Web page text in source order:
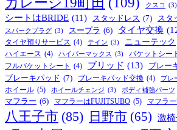
クスコ (3)
シートはBRIDE (11) スタッドレス (7) スタ
スパークプラグ (3) スープラ (6) タイヤ交換
タイヤ預りサービス (4) テイン (3) ニューテック
ハイエース (4) ハイパーマックス (3) バケットシー
フルバケットシート (4) ブリッド (13) ブレー
ブレーキパッド (7) ブレーキパッド交換 (4) ブレ
ホイール (5) ホイールチェンジ (3) ボディ補強パーツ
マフラー (6) マフラーはFUJITSUBO (5) マフラ
八王子市 (85) 日野市 (65) 激